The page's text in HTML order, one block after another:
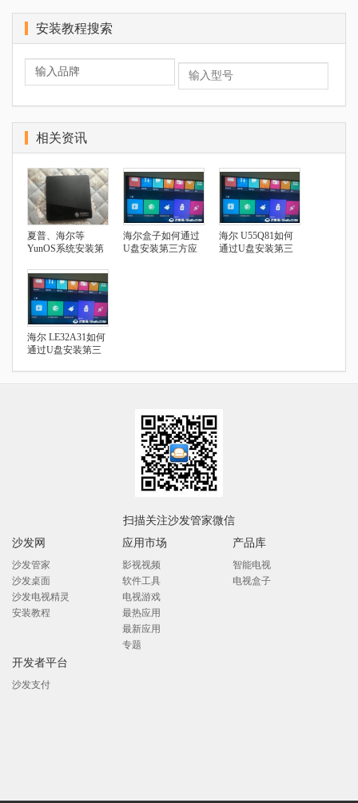
安装教程搜索
相关资讯
夏普、海尔等
YunOS系统安装第
海尔盒子如何通过
U盘安装第三方应
海尔 U55Q81如何
通过U盘安装第三
海尔 LE32A31如何
通过U盘安装第三
扫描关注沙发管家微信
沙发网
沙发管家
沙发桌面
沙发电视精灵
安装教程
应用市场
影视视频
软件工具
电视游戏
最热应用
最新应用
专题
产品库
智能电视
电视盒子
开发者平台
沙发支付